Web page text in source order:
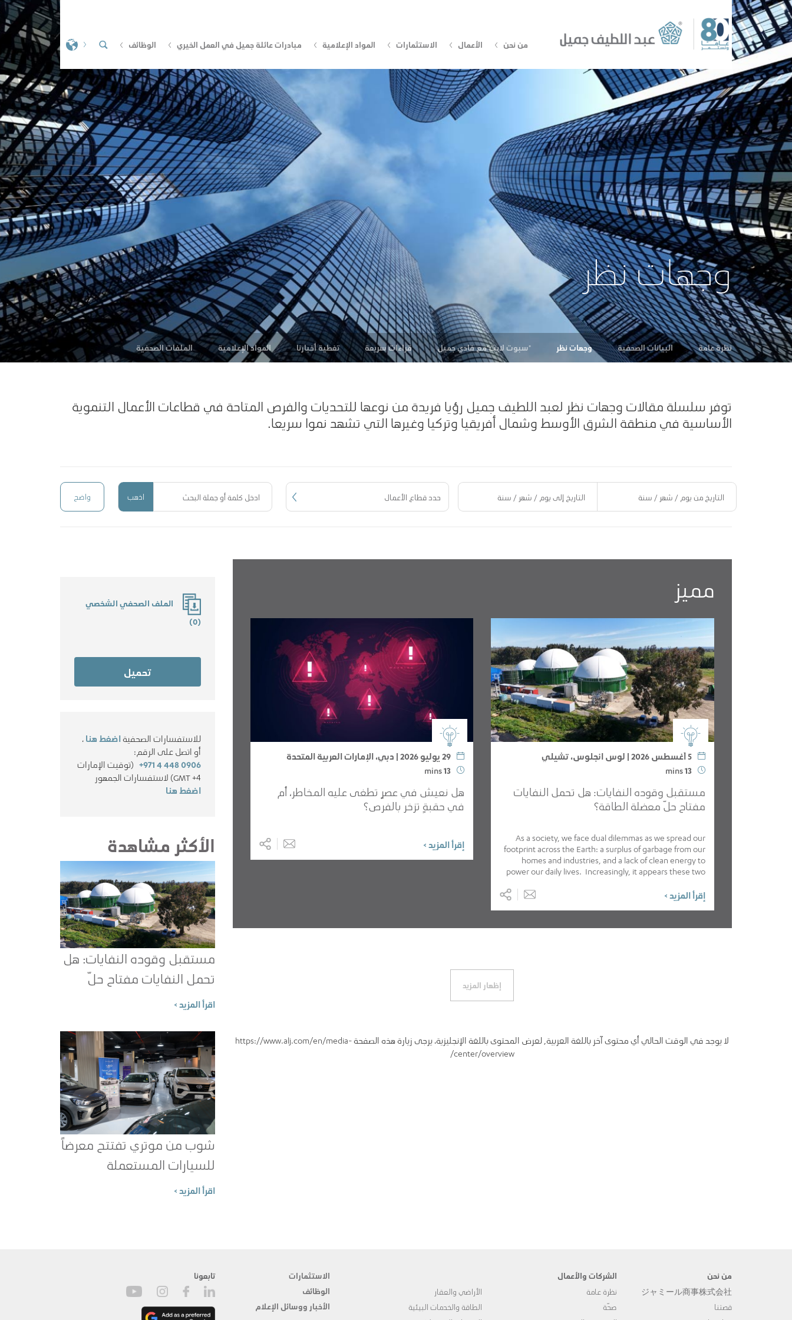
من نحن الأعمال الاستثمارات المواد الإعلامية مبادرات عائلة جميل في العمل الخيري الوظائف
وجهات نظر
نظرة عامة البيانات الصحفية وجهات نظر "سبوت لايت"مع فادي جميل قراءات سريعة تغطية أخبارنا المواد الإعلامية الملفات الصحفية
توفر سلسلة مقالات وجهات نظر لعبد اللطيف جميل رؤيا فريدة من نوعها للتحديات والفرص المتاحة في قطاعات الأعمال التنموية
الأساسية في منطقة الشرق الأوسط وشمال أفريقيا وتركيا وغيرها التي تشهد نموا سريعا.
حدد قطاع الأعمال اذهب
مميز
13
mins
مستقبل وقوده النفايات: هل تحمل النفايات
مفتاح حلّ معضلة الطاقة؟
As a society, we face dual dilemmas as we spread our
footprint across the Earth: a surplus of garbage from our
homes and industries, and a lack of clean energy to
power our daily lives. Increasingly, it appears these two
reprocessing and reuse - waste-to-energy.
إقرأ المزيد >
13
mins
هل نعيش في عصرٍ تطغى عليه المخاطر، أم
في حقبةٍ تزخر بالفرص؟
إقرأ المزيد >
إظهار المزيد
لا يوجد في الوقت الحالي أي محتوى آخر باللغة العربية, لعرض المحتوى باللغة الإنجليزية، يرجى زيارة هذه الصفحةhttps://www.alj.com/en/media-
center/overview/
الملف الصحفي الشخصي
(
0
)
تحميل
للاستفسارات الصحفيةاضغط هنا،
أو اتصل على الرقم:
+971 4 448 0906 (توقيت الإمارات
GMT +4) لاستفسارات الجمهور
اضغط هنا
الأكثر مشاهدة
مستقبل وقوده النفايات: هل
تحمل النفايات مفتاح حلّ
معضلة الطاقة؟
اقرأ المزيد >
شوب من موتري تفتتح معرضاً
للسيارات المستعملة
المعتمدة في جدة
اقرأ المزيد >
من نحن
ジャミール商事株式会社
قصتنا
الاستثمارات
الوظائف
الأخبار ووسائل الإعلام
الشركات والأعمال
نظرة عامة
صحّة
الأراضي والعقار
الطاقة والخدمات البيئية
تابعونا